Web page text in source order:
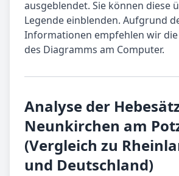
ausgeblendet. Sie können diese
Legende einblenden. Aufgrund
Informationen empfehlen wir
des Diagramms am Computer.
Analyse der
Neunkirchen am
(Vergleich zu
und Deutschland)